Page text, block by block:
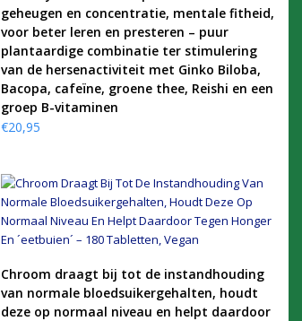
geheugen en concentratie, mentale fitheid,
voor beter leren en presteren – puur
plantaardige combinatie ter stimulering
van de hersenactiviteit met Ginko Biloba,
Bacopa, cafeïne, groene thee, Reishi en een
groep B-vitaminen
€20,95
KOOP PRODUCT
Chroom draagt bij tot de instandhouding
van normale bloedsuikergehalten, houdt
deze op normaal niveau en helpt daardoor